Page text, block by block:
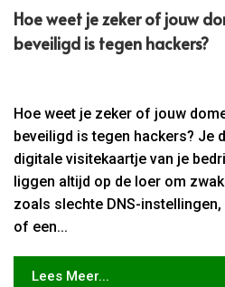
Hoe weet je zeker of jouw
beveiligd is tegen hackers?
Hoe weet je zeker of jouw
beveiligd is tegen hackers? Je
digitale visitekaartje van je
liggen altijd op de loer om
zoals slechte DNS-
of een...
Lees Meer...